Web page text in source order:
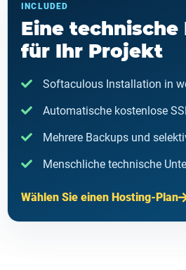
INCLUDED
Eine
für Ihr Projekt
Softaculous Installation in
Automatische kostenlose
Mehrere Backups und
Menschliche technische
Wählen Sie einen Hosting-Plan